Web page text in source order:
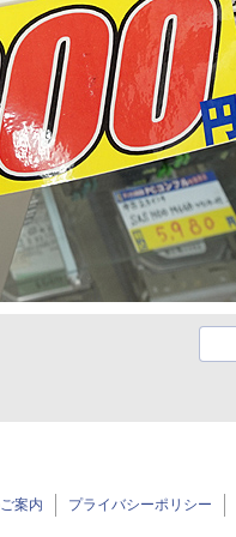
案内 プライバシーポリシー